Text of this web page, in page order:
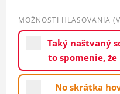
BLOGY
OBRÁZKY
ĽUDIA
MOŽNOSTI HLASOVANIA
Taký naštvaný
to spomenie,
No skrátka